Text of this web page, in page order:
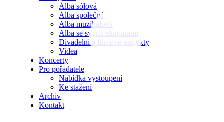
Alba sólová
Alba společná
Alba muzikálová
Alba se svými skupinami
Divadelní a filmové projekty
Videa
Koncerty
Pro pořadatele
Nabídka vystoupení
Ke stažení
Archiv
Kontakt